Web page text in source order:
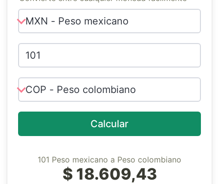
Calcular
101 Peso mexicano a Peso colombiano
$ 18.609,43